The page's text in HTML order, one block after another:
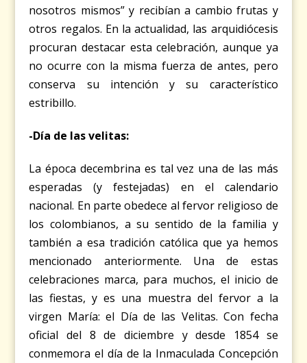
nosotros mismos” y recibían a cambio frutas y
otros regalos. En la actualidad, las arquidiócesis
procuran destacar esta celebración, aunque ya
no ocurre con la misma fuerza de antes, pero
conserva su intención y su característico
estribillo.
-Día de las velitas:
La época decembrina es tal vez una de las más
esperadas (y festejadas) en el calendario
nacional. En parte obedece al fervor religioso de
los colombianos, a su sentido de la familia y
también a esa tradición católica que ya hemos
mencionado anteriormente. Una de estas
celebraciones marca, para muchos, el inicio de
las fiestas, y es una muestra del fervor a la
virgen María: el Día de las Velitas. Con fecha
oficial del 8 de diciembre y desde 1854 se
conmemora el día de la Inmaculada Concepción